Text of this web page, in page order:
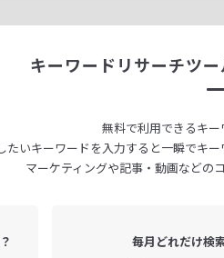
キーワードリサーチツー
無料で利用できるキ
たいキーワードを入力すると一瞬でキ
マーケティングや記事・動画などの
毎月どれだけ検